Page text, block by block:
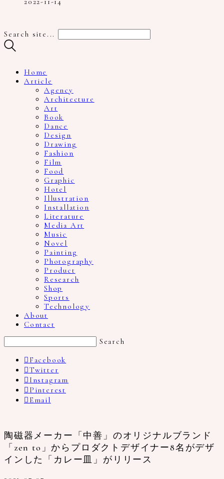
Search site...
Home
Article
Agency
Architecture
Art
Book
Dance
Design
Drawing
Fashion
Film
Food
Graphic
Hotel
Illustration
Installation
Literature
Media Art
Music
Novel
Painting
Photography
Product
Research
Shop
Sports
Technology
About
Contact
Search
Facebook
Twitter
Instagram
Pinterest
Email
陶磁器メーカー「中善」のオリジナルブランド
「zen to」からプロダクトデザイナー8名がデザ
インした「カレー皿」がリリース